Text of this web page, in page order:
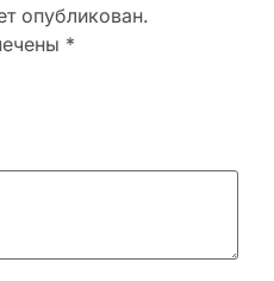
опубликован.
*